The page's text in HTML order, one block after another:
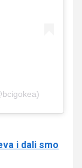
i dali smo